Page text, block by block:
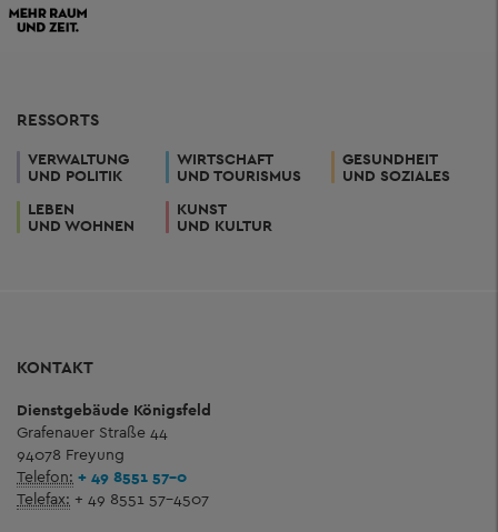
RESSORTS
VERWALTUNG
UND POLITIK
WIRTSCHAFT
UND TOURISMUS
GESUNDHEIT
UND SOZIALES
LEBEN
UND WOHNEN
KUNST
UND KULTUR
KONTAKT
Dienstgebäude Königsfeld
Grafenauer Straße 44
94078 Freyung
Telefon: + 49 8551 57-0
Telefax: + 49 8551 57-4507